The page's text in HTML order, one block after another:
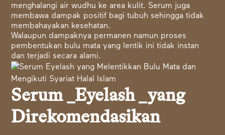
menghalangi air wudhu ke area kulit. Serum juga
membawa dampak positif bagi tubuh sehingga tidak
membahayakan kesehatan.
Walaupun dampaknya permanen namun proses
pembentukan bulu mata yang lentik ini tidak instan
dan terjadi secara alami.
Serum _Eyelash _yang
Direkomendasikan